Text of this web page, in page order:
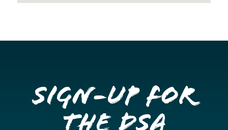
Sign-up for
the DSA